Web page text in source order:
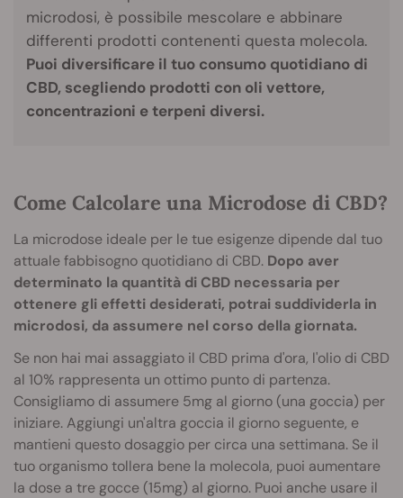
microdosi, è possibile mescolare e abbinare
differenti prodotti contenenti questa molecola.
Puoi diversificare il tuo consumo quotidiano di
CBD, scegliendo prodotti con oli vettore,
concentrazioni e terpeni diversi.
Come Calcolare una Microdose di CBD?
La microdose ideale per le tue esigenze dipende dal tuo
attuale fabbisogno quotidiano di CBD. Dopo aver
determinato la quantità di CBD necessaria per
ottenere gli effetti desiderati, potrai suddividerla in
microdosi, da assumere nel corso della giornata.
Se non hai mai assaggiato il CBD prima d'ora, l'olio di CBD
al 10% rappresenta un ottimo punto di partenza.
Consigliamo di assumere 5mg al giorno (una goccia) per
iniziare. Aggiungi un'altra goccia il giorno seguente, e
mantieni questo dosaggio per circa una settimana. Se il
tuo organismo tollera bene la molecola, puoi aumentare
la dose a tre gocce (15mg) al giorno. Puoi anche usare il